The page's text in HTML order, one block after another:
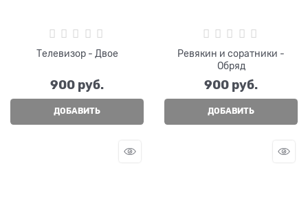
Телевизор - Двое
900 руб.
ДОБАВИТЬ
Ревякин и соратники -
Обряд
900 руб.
ДОБАВИТЬ